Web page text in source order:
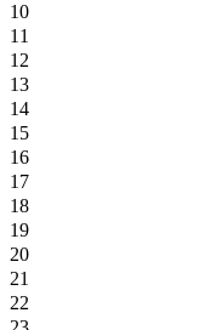
10
11
12
13
14
15
16
17
18
19
20
21
22